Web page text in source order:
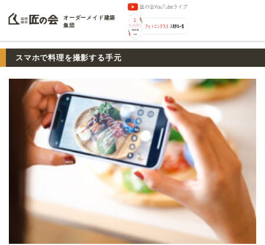
オーダーメイド建築
集団
スマホで料理を撮影する手元